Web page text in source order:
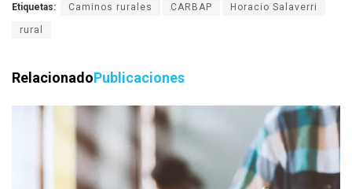
Etiquetas: Caminos rurales CARBAP Horacio Salaverri
rural
RelacionadoPublicaciones